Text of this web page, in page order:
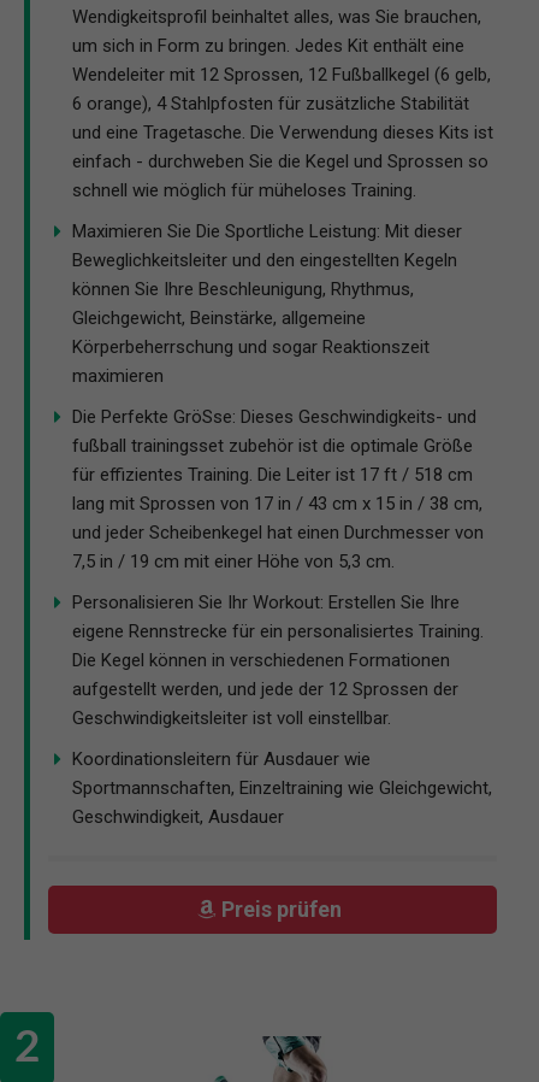
Wendigkeitsprofil beinhaltet alles, was Sie brauchen,
um sich in Form zu bringen. Jedes Kit enthält eine
Wendeleiter mit 12 Sprossen, 12 Fußballkegel (6 gelb,
6 orange), 4 Stahlpfosten für zusätzliche Stabilität
und eine Tragetasche. Die Verwendung dieses Kits ist
einfach - durchweben Sie die Kegel und Sprossen so
schnell wie möglich für müheloses Training.
Maximieren Sie Die Sportliche Leistung: Mit dieser
Beweglichkeitsleiter und den eingestellten Kegeln
können Sie Ihre Beschleunigung, Rhythmus,
Gleichgewicht, Beinstärke, allgemeine
Körperbeherrschung und sogar Reaktionszeit
maximieren
Die Perfekte GröSse: Dieses Geschwindigkeits- und
fußball trainingsset zubehör ist die optimale Größe
für effizientes Training. Die Leiter ist 17 ft / 518 cm
lang mit Sprossen von 17 in / 43 cm x 15 in / 38 cm,
und jeder Scheibenkegel hat einen Durchmesser von
7,5 in / 19 cm mit einer Höhe von 5,3 cm.
Personalisieren Sie Ihr Workout: Erstellen Sie Ihre
eigene Rennstrecke für ein personalisiertes Training.
Die Kegel können in verschiedenen Formationen
aufgestellt werden, und jede der 12 Sprossen der
Geschwindigkeitsleiter ist voll einstellbar.
Koordinationsleitern für Ausdauer wie
Sportmannschaften, Einzeltraining wie Gleichgewicht,
Geschwindigkeit, Ausdauer
Preis prüfen